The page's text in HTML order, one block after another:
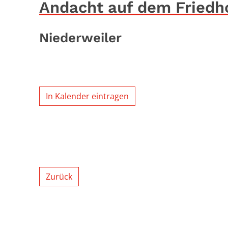
Andacht auf dem
Niederweiler
In Kalender eintragen
Zurück